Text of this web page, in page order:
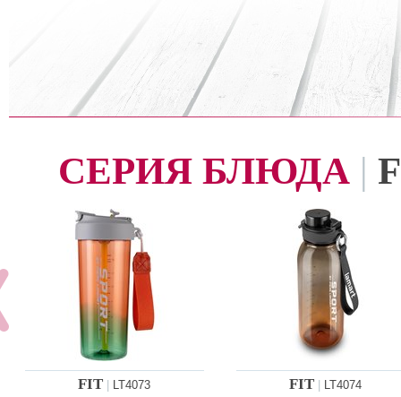
СЕРИЯ БЛЮДА |
FIT LT4073 FIT LT4074